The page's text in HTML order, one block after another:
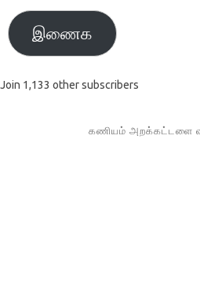
இணைக
Join 1,133 other subscribers
கணியம் அறக்கட்டளை